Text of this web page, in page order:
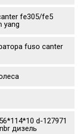
fe305/fe5
yang
fuso canter
d-127971
дизель